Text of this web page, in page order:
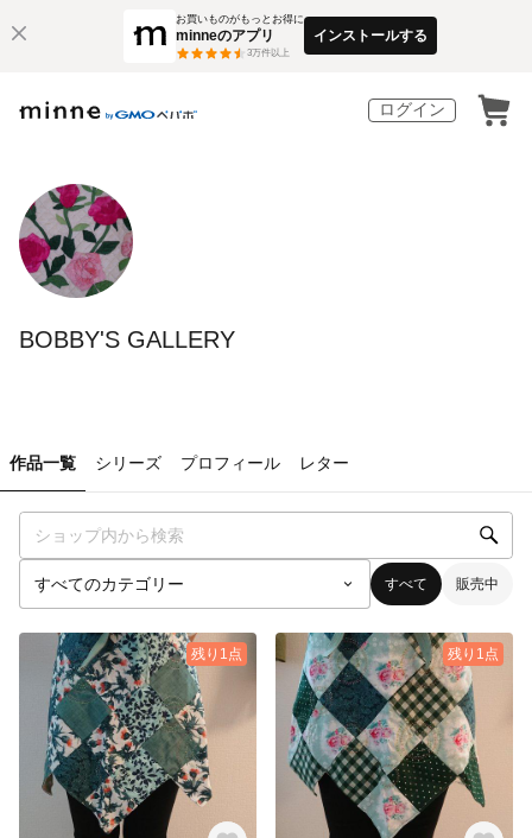
お買いものがもっとお得に
minneのアプリ
3万件以上
インストールする
ログイン
BOBBY'S GALLERY
作品一覧 シリーズ プロフィール レター
すべて 販売中
残り1点 残り1点